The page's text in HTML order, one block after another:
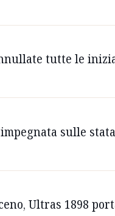
tutte le
impegnata sulle
Ultras 1898